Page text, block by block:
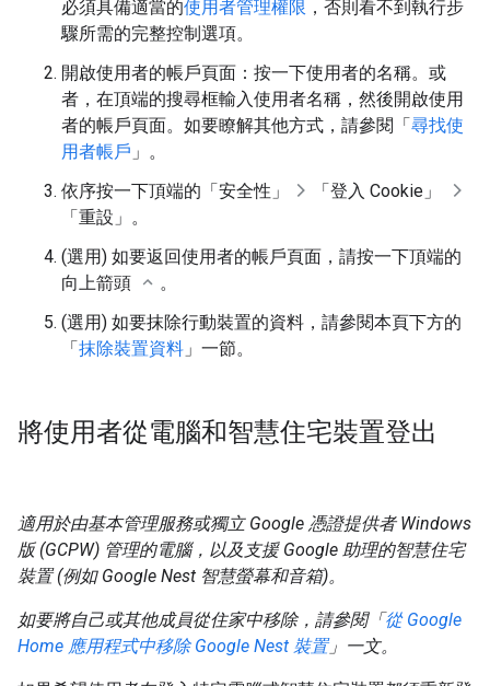
必須具備適當的使用者管理權限 ，否則看不到執行步
驟所需的完整控制選項。
開啟使用者的帳戶頁面：按一下使用者的名稱。或
者，在頂端的搜尋框輸入使用者名稱，然後開啟使用
者的帳戶頁面。如要瞭解其他方式，請參閱「尋找使
用者帳戶 」。
依序按一下頂端的「安全性」
「登入 Cookie」
「重設」 。
(選用) 如要返回使用者的帳戶頁面，請按一下頂端的
向上箭頭
。
(選用) 如要抹除行動裝置的資料，請參閱本頁下方的
「抹除裝置資料 」一節。
將使用者從電腦和智慧住宅裝置登出
適用於由基本管理服務或獨立 Google 憑證提供者 Windows
版 (GCPW) 管理的電腦，以及支援 Google 助理的智慧住宅
裝置 (例如 Google Nest 智慧螢幕和音箱)。
如要將自己或其他成員從住家中移除，請參閱「從 Google
Home 應用程式中移除 Google Nest 裝置」一文。